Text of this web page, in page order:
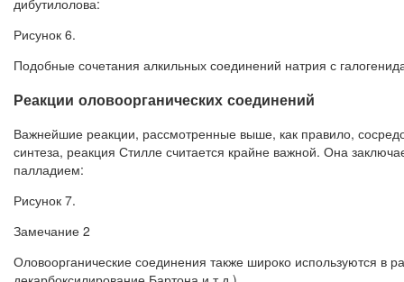
дибутилолова:
Рисунок 6.
Подобные сочетания алкильных соединений натрия с
Реакции оловоорганических соединений
Важнейшие реакции, рассмотренные выше, как правило,
синтеза, реакция Стилле считается крайне важной. Она
палладием:
Рисунок 7.
Замечание 2
Оловоорганические соединения также широко используются в